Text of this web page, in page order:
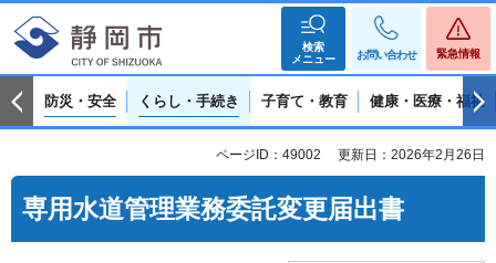
検索
メニュー
お問い合わせ 緊急情報
防災・安全 くらし・手続き 子育て・教育 健康・医療・福祉
ページID：49002 更新日：2026年2月26日
専用水道管理業務委託変更届出書